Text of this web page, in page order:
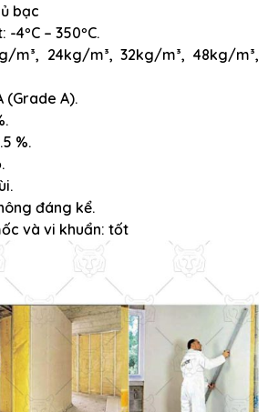
bạc
-4ºC – 350ºC.
m³, 24kg/m³, 32kg/m³, 48kg/m³,
(Grade A).
%.
đáng kể.
và vi khuẩn: tốt